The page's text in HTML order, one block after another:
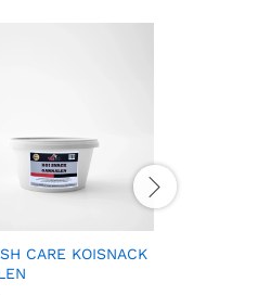
CARE KOISNACK